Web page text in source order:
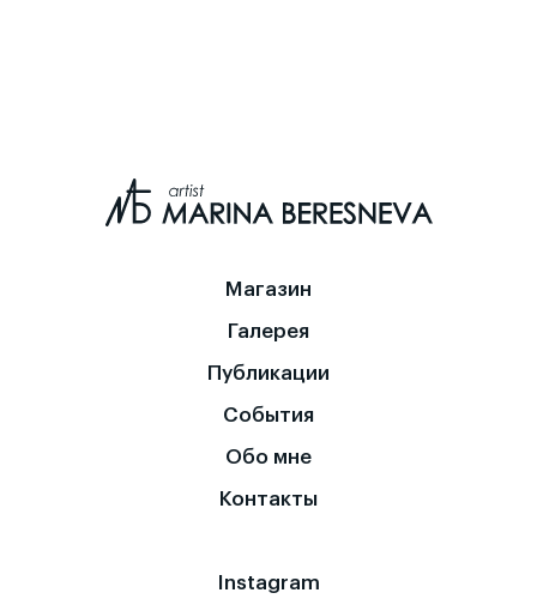
Магазин
Галерея
Публикации
События
Обо мне
Контакты
Instagram